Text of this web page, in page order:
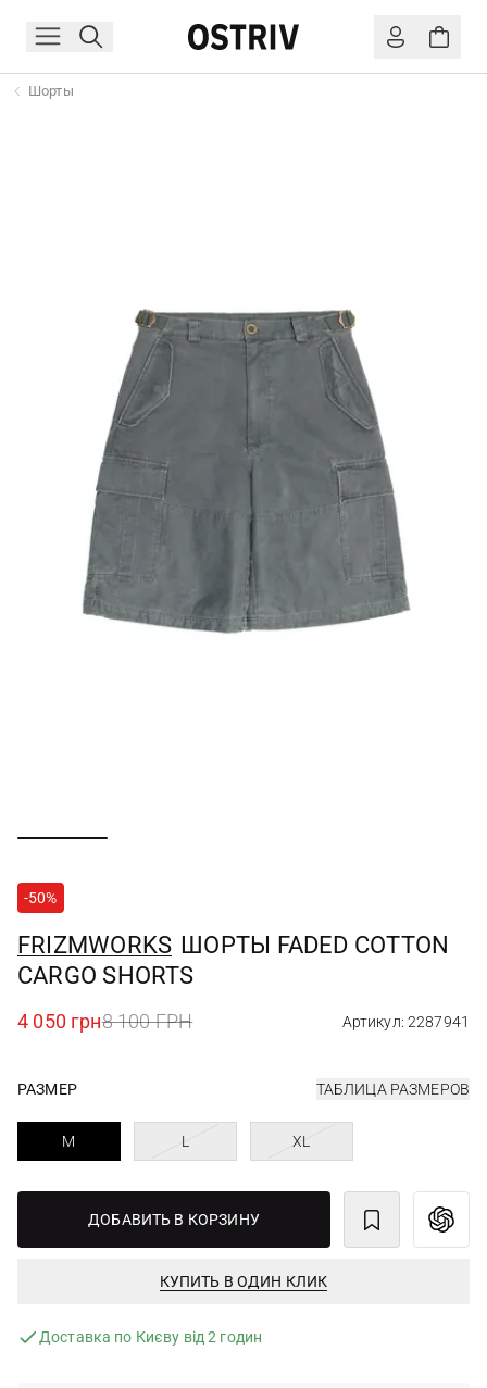
Шорты
-50%
FRIZMWORKS ШОРТЫ FADED COTTON
CARGO SHORTS
4 050 грн8 100 ГРН Артикул: 2287941
РАЗМЕР ТАБЛИЦА РАЗМЕРОВ
M L XL
ДОБАВИТЬ В КОРЗИНУ
КУПИТЬ В ОДИН КЛИК
Доставка по Києву від 2 годин